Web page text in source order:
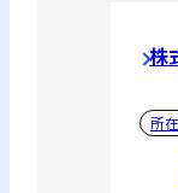
株
所